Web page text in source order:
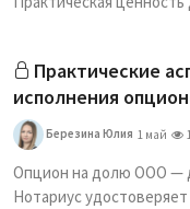
Практические
исполнения
Березина Юлия 1 май
Опцион на долю ООО —
Нотариус